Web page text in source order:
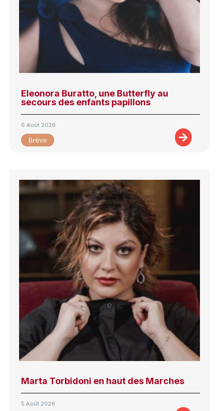
Eleonora Buratto, une Butterfly au
secours des enfants papillons
6 Août 2026
Brève
Marta Torbidoni en haut des Marches
5 Août 2026